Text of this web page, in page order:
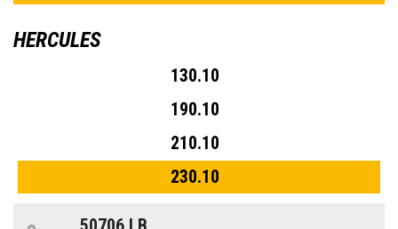
HERCULES
130.10
190.10
210.10
230.10